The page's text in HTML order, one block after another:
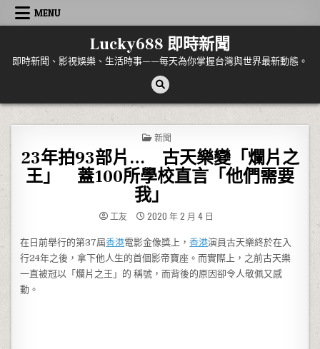
Skip to content
MENU
Lucky688 即時新聞
即時新聞、影視娛樂、生活時事——每天為你掌握台灣與世界最新動態。
POSTED IN
新聞
23年拍93部片… 古天樂變「爛片之
王」 蓋100所學校直言「他們需要
我」
工友 2020 年 2 月 4 日
在日前舉行的第37屆香港電影金像獎上，香港演員古天樂終於在入
行24年之後，拿下他人生的首個影帝寶座。而實際上，之前古天樂
一直被冠以「爛片之王」的 稱號，而背後的原因卻令人敬佩又感
動。